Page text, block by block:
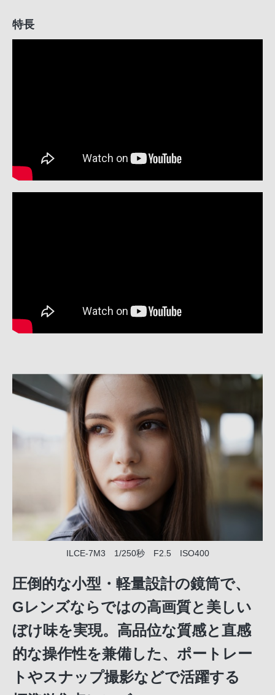
特長
ILCE-7M3 1/250秒 F2.5 ISO400
圧倒的な小型・軽量設計の鏡筒で、
Gレンズならではの高画質と美しい
ぼけ味を実現。高品位な質感と直感
的な操作性を兼備した、ポートレー
トやスナップ撮影などで活躍する